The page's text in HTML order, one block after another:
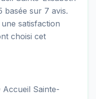
basée sur 7 avis.
satisfaction
choisi cet
Accueil Sainte-